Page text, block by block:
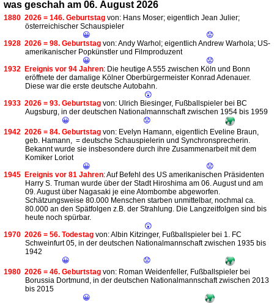
was geschah am 06. August 2026
1880 2026 = 146. Geburtstag von: Hans Moser; eigentlich Jean Julier;
österreichischer Schauspieler
😀
😟
1928 2026 = 98. Geburtstag von: Andy Warhol; eigentlich Andrew Warhola; US-
amerikanischer Popkünstler und Filmproduzent
😀
😟
1932 Ereignis vor 94 Jahren: Die heutige A 555 zwischen Köln und Bonn
eröffnete der damalige Kölner Oberbürgermeister Konrad Adenauer.
Diese war die erste deutsche Autobahn.
😲
1933 2026 = 93. Geburtstag von: Ulrich Biesinger, Fußballspieler bei BC
Augsburg, in der deutschen Nationalmannschaft zwischen 1954 bis 1959
😀
😟
1942 2026 = 84. Geburtstag von: Evelyn Hamann, eigentlich Eveline Braun,
geb. Hamann, = deutsche Schauspielerin und Synchronsprecherin.
Bekannt wurde sie insbesondere durch ihre Zusammenarbeit mit dem
Komiker Loriot
😀
😟
1945 Ereignis vor 81 Jahren: Auf Befehl des US amerikanischen Präsidenten
Harry S. Truman wurde über der Stadt Hiroshima am 06. August und am
09. August über Nagasaki je eine Atombombe abgeworfen.
Schätzungsweise 80.000 Menschen starben unmittelbar, nochmal ca.
80.000 an den Spätfolgen z.B. der Strahlung. Die Langzeitfolgen sind bis
heute noch spürbar.
😲
1970 2026 = 56. Todestag von: Albin Kitzinger, Fußballspieler bei 1. FC
Schweinfurt 05, in der deutschen Nationalmannschaft zwischen 1935 bis
1942
😀
😟
1980 2026 = 46. Geburtstag von: Roman Weidenfeller, Fußballspieler bei
Borussia Dortmund, in der deutschen Nationalmannschaft zwischen 2013
bis 2015
😀